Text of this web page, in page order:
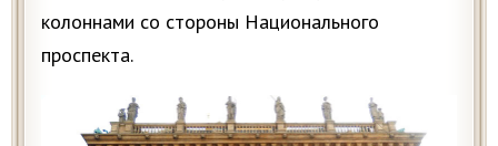
колоннами со стороны Национального
проспекта.